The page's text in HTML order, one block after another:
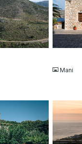
JPG
Mani